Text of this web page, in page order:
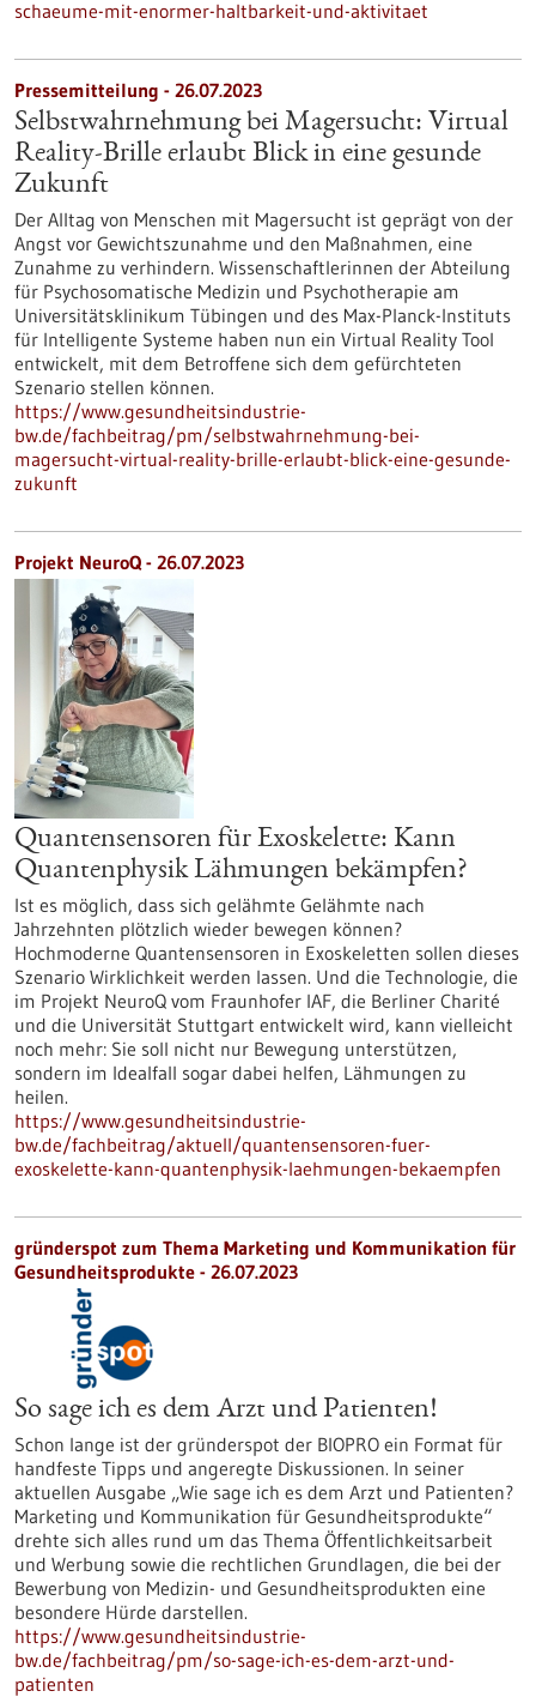
schaeume-mit-enormer-haltbarkeit-und-aktivitaet
Pressemitteilung - 26.07.2023
Selbstwahrnehmung bei Magersucht: Virtual
Reality-Brille erlaubt Blick in eine gesunde
Zukunft
Der Alltag von Menschen mit Magersucht ist geprägt von der
Angst vor Gewichtszunahme und den Maßnahmen, eine
Zunahme zu verhindern. Wissenschaftlerinnen der Abteilung
für Psychosomatische Medizin und Psychotherapie am
Universitätsklinikum Tübingen und des Max-Planck-Instituts
für Intelligente Systeme haben nun ein Virtual Reality Tool
entwickelt, mit dem Betroffene sich dem gefürchteten
Szenario stellen können.
https://www.gesundheitsindustrie-
bw.de/fachbeitrag/pm/selbstwahrnehmung-bei-
magersucht-virtual-reality-brille-erlaubt-blick-eine-gesunde-
zukunft
Projekt NeuroQ - 26.07.2023
Quantensensoren für Exoskelette: Kann
Quantenphysik Lähmungen bekämpfen?
Ist es möglich, dass sich gelähmte Gelähmte nach
Jahrzehnten plötzlich wieder bewegen können?
Hochmoderne Quantensensoren in Exoskeletten sollen dieses
Szenario Wirklichkeit werden lassen. Und die Technologie, die
im Projekt NeuroQ vom Fraunhofer IAF, die Berliner Charité
und die Universität Stuttgart entwickelt wird, kann vielleicht
noch mehr: Sie soll nicht nur Bewegung unterstützen,
sondern im Idealfall sogar dabei helfen, Lähmungen zu
heilen.
https://www.gesundheitsindustrie-
bw.de/fachbeitrag/aktuell/quantensensoren-fuer-
exoskelette-kann-quantenphysik-laehmungen-bekaempfen
gründerspot zum Thema Marketing und Kommunikation für
Gesundheitsprodukte - 26.07.2023
So sage ich es dem Arzt und Patienten!
Schon lange ist der gründerspot der BIOPRO ein Format für
handfeste Tipps und angeregte Diskussionen. In seiner
aktuellen Ausgabe „Wie sage ich es dem Arzt und Patienten?
Marketing und Kommunikation für Gesundheitsprodukte“
drehte sich alles rund um das Thema Öffentlichkeitsarbeit
und Werbung sowie die rechtlichen Grundlagen, die bei der
Bewerbung von Medizin- und Gesundheitsprodukten eine
besondere Hürde darstellen.
https://www.gesundheitsindustrie-
bw.de/fachbeitrag/pm/so-sage-ich-es-dem-arzt-und-
patienten